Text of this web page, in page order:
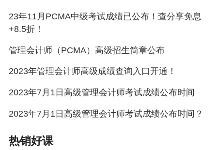
23年11月PCMA中级考试成绩已公布！查分享免息
+8.5折！
管理会计师（PCMA）高级招生简章公布
2023年管理会计师高级成绩查询入口开通！
2023年7月1日高级管理会计师考试成绩公布时间
2023年7月1日高级管理会计师考试成绩公布时间？
热销好课